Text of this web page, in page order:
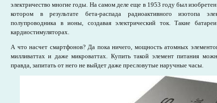
электричество многие годы. На самом деле еще в 1953 году был изобретен
котором в результате бета-распада радиоактивного изотопа
полупроводника в ионы, создавая электрический ток. Такие
кардиостимуляторах.
А что насчет смартфонов? Да пока ничего, мощность атомных
милливаттах и даже микроваттах. Купить такой элемент питания
правда, запитать от него не выйдет даже пресловутые наручные часы.